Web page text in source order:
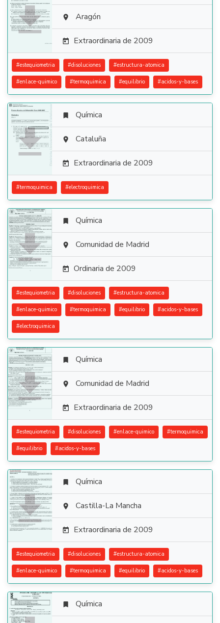
  Aragón
 Extraordinaria de 2009
#estequiometria #disoluciones #estructura-atomica
#enlace-quimico #termoquimica #equilibrio #acidos-y-bases

 Química
 Cataluña
 Extraordinaria de 2009
#termoquimica #electroquimica

 Química
 Comunidad de Madrid
 Ordinaria de 2009
#estequiometria #disoluciones #estructura-atomica
#enlace-quimico #termoquimica #equilibrio #acidos-y-bases
#electroquimica

 Química
 Comunidad de Madrid
 Extraordinaria de 2009
#estequiometria #disoluciones #enlace-quimico #termoquimica
#equilibrio #acidos-y-bases

 Química
 Castilla-La Mancha
 Extraordinaria de 2009
#estequiometria #disoluciones #estructura-atomica
#enlace-quimico #termoquimica #equilibrio #acidos-y-bases
 Química